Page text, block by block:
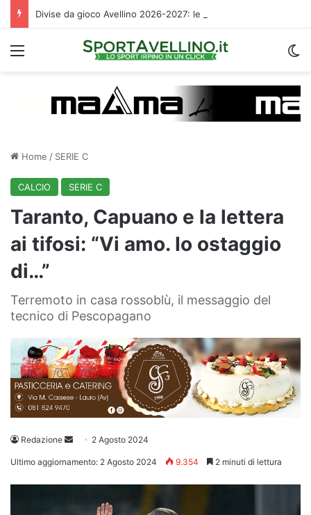
Menu
Home / SERIE C
CALCIO SERIE C
Taranto, Capuano e la lettera
ai tifosi: “Vi amo. Io ostaggio
di…”
Terremoto in casa rossoblù, il messaggio del
tecnico di Pescopagano
Redazione
Invia 2 Agosto 2024
Ultimo aggiornamento: 2 Agosto 2024 9.354 2 minuti di lettura